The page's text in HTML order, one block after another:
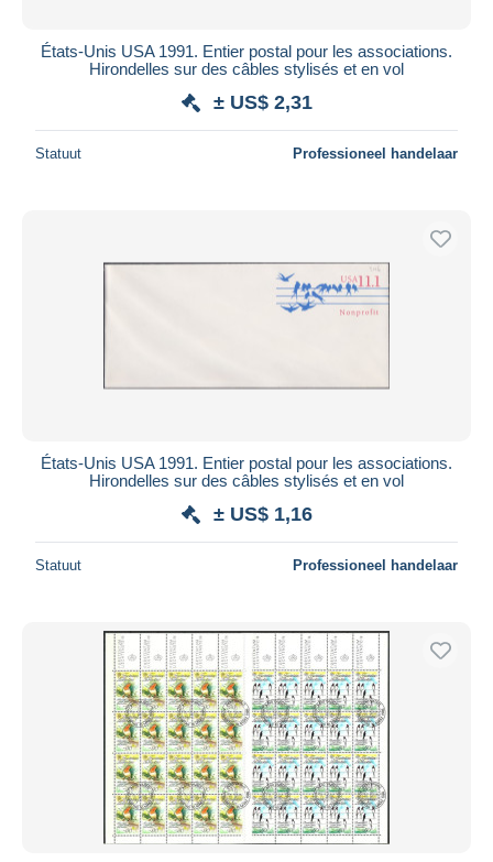
États-Unis USA 1991. Entier postal pour les associations.
Hirondelles sur des câbles stylisés et en vol
± US$ 2,31
Statuut Professioneel handelaar
États-Unis USA 1991. Entier postal pour les associations.
Hirondelles sur des câbles stylisés et en vol
± US$ 1,16
Statuut Professioneel handelaar